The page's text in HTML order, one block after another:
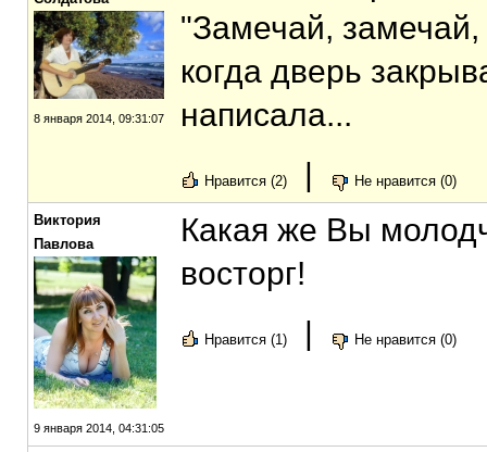
8 января 2014, 09:31:07
"Замечай,
когда дверь
написала...
Нравится (2) | Не нравится (0)
Виктория
Павлова
9 января 2014, 04:31:05
Какая же Вы
восторг!
Нравится (1) | Не нравится (0)